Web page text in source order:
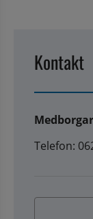
Kontakt
Telefon: